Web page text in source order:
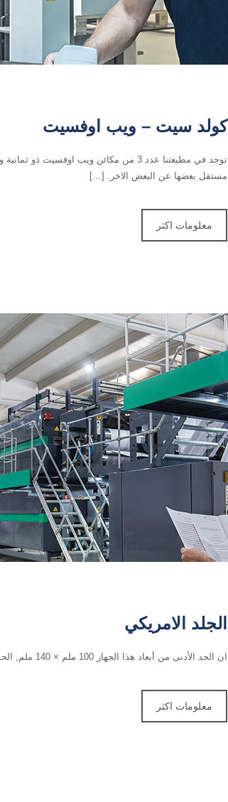
كولد سيت – ويب اوفسيت
مستقل بعضها عن البعض الاخر. […]
معلومات اكثر
الجلد الامريكي
ان الحد الأدنى من أبعاد هذا الجهاز 100 ملم × 140 ملم, الحد الأقصى 320 ملم × 2 ملم – 60 ملم […]
معلومات اكثر